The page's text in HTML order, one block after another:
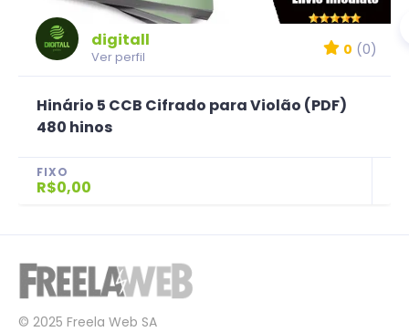
digitall
Ver perfil 0 (0)
Hinário 5 CCB Cifrado para Violão (PDF)
480 hinos
FIXO
R$0,00
© 2025 Freela Web SA